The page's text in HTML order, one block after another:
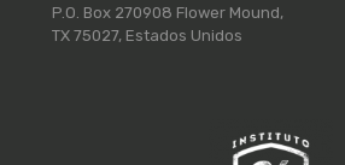
P.O. Box 270908 Flower Mound,
TX 75027, Estados Unidos